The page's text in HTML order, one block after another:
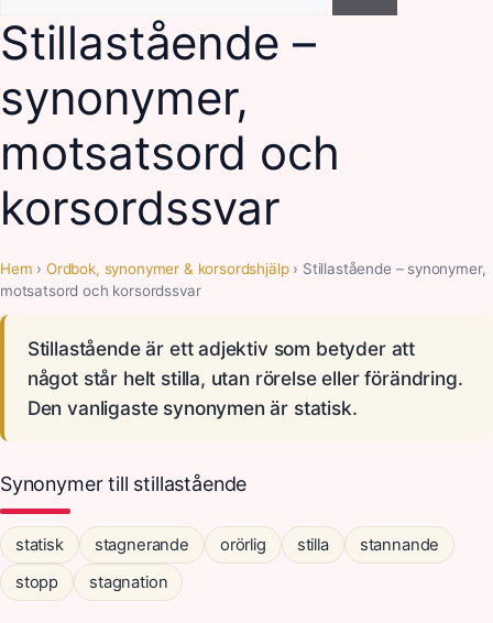
Stillastående –
synonymer,
motsatsord och
korsordssvar
Hem › Ordbok, synonymer & korsordshjälp› Stillastående – synonymer,
motsatsord och korsordssvar
Stillastående är ett adjektiv som betyder att
något står helt stilla, utan rörelse eller förändring.
Den vanligaste synonymen är statisk.
Synonymer till stillastående
statisk stagnerande orörlig stilla
stannande
stopp
stagnation